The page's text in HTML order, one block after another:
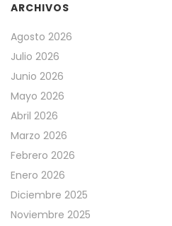
ARCHIVOS
Agosto 2026
Julio 2026
Junio 2026
Mayo 2026
Abril 2026
Marzo 2026
Febrero 2026
Enero 2026
Diciembre 2025
Noviembre 2025